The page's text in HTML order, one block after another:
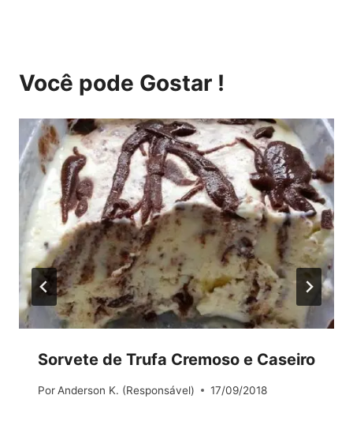
Você pode Gostar !
Sorvete de Trufa Cremoso e Caseiro
Por Anderson K. (Responsável) 17/09/2018